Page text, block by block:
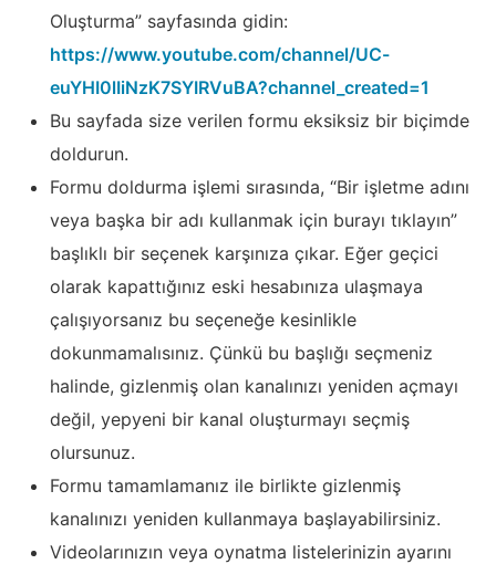
Oluşturma” sayfasında gidin:
https://www.youtube.com/channel/UC-
euYHI0lIiNzK7SYIRVuBA?channel_created=1
Bu sayfada size verilen formu eksiksiz bir biçimde
doldurun.
Formu doldurma işlemi sırasında, “Bir işletme adını
veya başka bir adı kullanmak için burayı tıklayın”
başlıklı bir seçenek karşınıza çıkar. Eğer geçici
olarak kapattığınız eski hesabınıza ulaşmaya
çalışıyorsanız bu seçeneğe kesinlikle
dokunmamalısınız. Çünkü bu başlığı seçmeniz
halinde, gizlenmiş olan kanalınızı yeniden açmayı
değil, yepyeni bir kanal oluşturmayı seçmiş
olursunuz.
Formu tamamlamanız ile birlikte gizlenmiş
kanalınızı yeniden kullanmaya başlayabilirsiniz.
Videolarınızın veya oynatma listelerinizin ayarını